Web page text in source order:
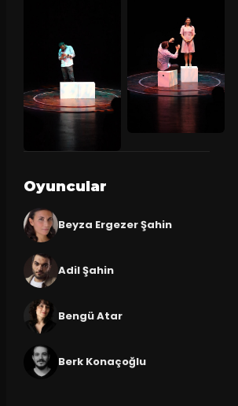
Oyuncular
Beyza Ergezer Şahin
Adil Şahin
Bengü Atar
Berk Konaçoğlu